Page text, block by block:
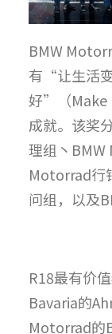
BMW
有“让生活
好”（Make
成就。该奖
理组丶
Motorrad行
问组，以及
R18最有价
Bavaria的
Motorrad的